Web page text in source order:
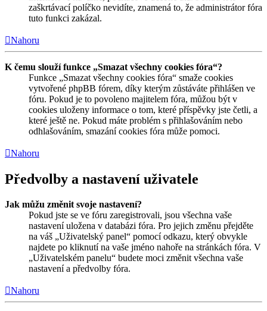
zaškrtávací políčko nevidíte, znamená to, že administrátor fóra
tuto funkci zakázal.
Nahoru
K čemu slouží funkce „Smazat všechny cookies fóra“?
Funkce „Smazat všechny cookies fóra“ smaže cookies
vytvořené phpBB fórem, díky kterým zůstáváte přihlášen ve
fóru. Pokud je to povoleno majitelem fóra, můžou být v
cookies uloženy informace o tom, které příspěvky jste četli, a
které ještě ne. Pokud máte problém s přihlašováním nebo
odhlašováním, smazání cookies fóra může pomoci.
Nahoru
Předvolby a nastavení uživatele
Jak můžu změnit svoje nastavení?
Pokud jste se ve fóru zaregistrovali, jsou všechna vaše
nastavení uložena v databázi fóra. Pro jejich změnu přejděte
na váš „Uživatelský panel“ pomocí odkazu, který obvykle
najdete po kliknutí na vaše jméno nahoře na stránkách fóra. V
„Uživatelském panelu“ budete moci změnit všechna vaše
nastavení a předvolby fóra.
Nahoru